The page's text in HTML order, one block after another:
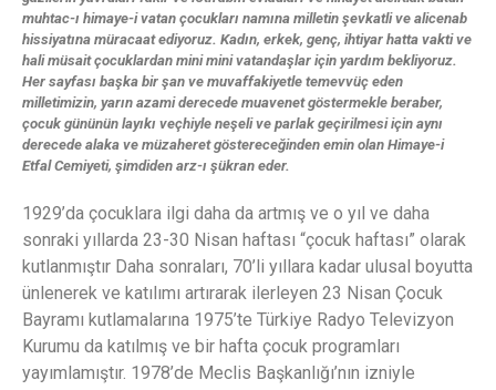
muhtac-ı himaye-i vatan çocukları namına milletin şevkatli ve alicenab
hissiyatına müracaat ediyoruz. Kadın, erkek, genç, ihtiyar hatta vakti ve
hali müsait çocuklardan mini mini vatandaşlar için yardım bekliyoruz.
Her sayfası başka bir şan ve muvaffakiyetle temevvüç eden
milletimizin, yarın azami derecede muavenet göstermekle beraber,
çocuk gününün layıkı veçhiyle neşeli ve parlak geçirilmesi için aynı
derecede alaka ve müzaheret göstereceğinden emin olan Himaye-i
Etfal Cemiyeti, şimdiden arz-ı şükran eder.
1929’da çocuklara ilgi daha da artmış ve o yıl ve daha
sonraki yıllarda 23-30 Nisan haftası “çocuk haftası” olarak
kutlanmıştır Daha sonraları, 70’li yıllara kadar ulusal boyutta
ünlenerek ve katılımı artırarak ilerleyen 23 Nisan Çocuk
Bayramı kutlamalarına 1975’te Türkiye Radyo Televizyon
Kurumu da katılmış ve bir hafta çocuk programları
yayımlamıştır. 1978’de Meclis Başkanlığı’nın izniyle